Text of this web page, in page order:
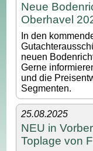
Neue
Oberhavel
In den
neuen
Gerne
und die
Segmenten.
25.08.2025
NEU in
Toplage von